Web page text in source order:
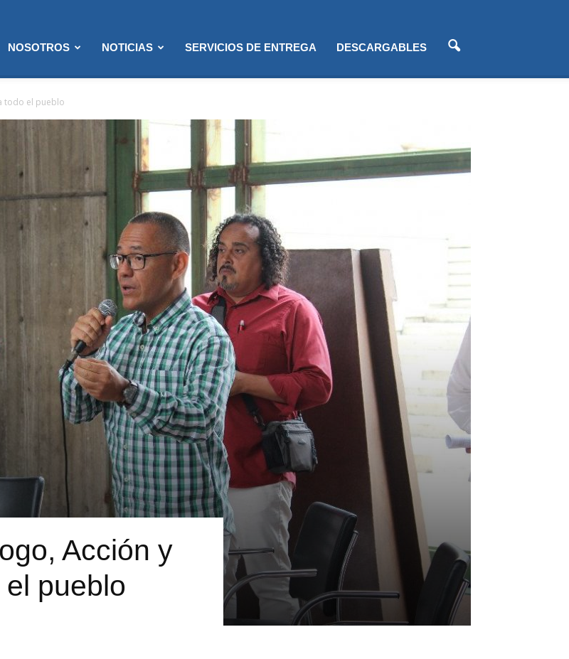
NOSOTROS NOTICIAS SERVICIOS DE ENTREGA DESCARGABLES
todo el pueblo
Acción y
pueblo